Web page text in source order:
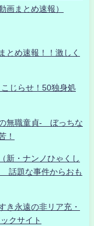
まとめ速報）
とめ速報！！激しく
じらせ！50独身処
無職童貞- ぼっちな
！
新・ナンノひゃくし
話題な事件からおも
き永遠の非リア充・
クサイト